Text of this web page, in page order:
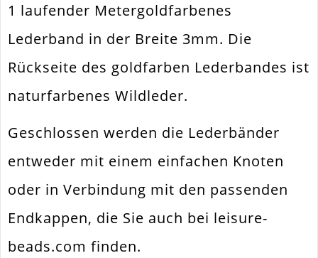
Farbe Gold
Funktion Schmuckband
Spezifikation Lederband
Verwendung
Halsband. Armband.
Breite 3mm
Materialstärke 1.5mm
Material Leder
Menge 1 Stück
Gesamtlänge
1
1 laufender Metergoldfarbenes
Lederband in der Breite 3mm. Die
Rückseite des goldfarben Lederbandes ist
naturfarbenes Wildleder.
Geschlossen werden die Lederbänder
entweder mit einem einfachen Knoten
oder in Verbindung mit den passenden
Endkappen, die Sie auch bei leisure-
beads.com finden.